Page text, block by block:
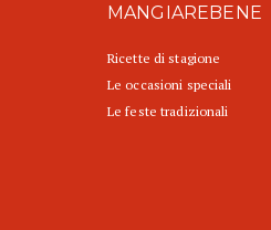
MANGIAREBENE
Ricette di stagione
Le occasioni speciali
Le feste tradizionali